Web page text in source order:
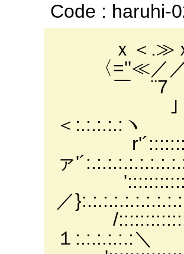
Code : haruhi-
ｘ＜.≫ｘ.
〈=''≪／／
￣
」 --
＜:.:.:.:.:ヽ
ァ
／
/
１:.:.:.:.:.:＼